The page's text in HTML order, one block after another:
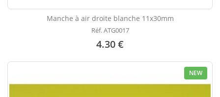
Manche à air droite blanche 11x30mm
Réf. ATG0017
4.30 €
NEW